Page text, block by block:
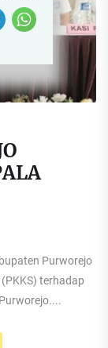
Purworejo
terhadap